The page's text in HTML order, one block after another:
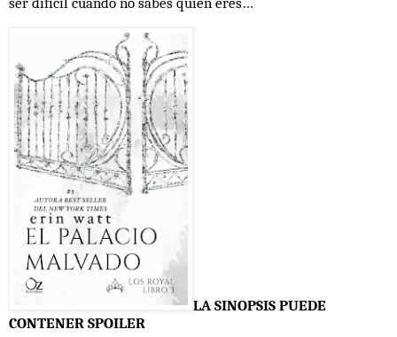
LA SINOPSIS PUEDE
CONTENER SPOILER